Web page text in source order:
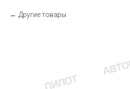
Другие товары